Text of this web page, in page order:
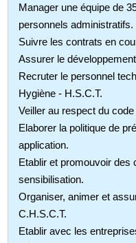
Manager une équipe de
personnels administratifs.
Suivre les contrats en
Assurer le
Recruter le personnel
Hygiène - H.S.C.T.
Veiller au respect du
Elaborer la politique de
application.
Etablir et promouvoir des
sensibilisation.
Organiser, animer et
C.H.S.C.T.
Etablir avec les